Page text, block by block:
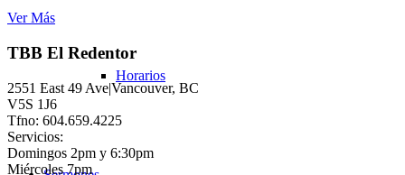
Horarios
Ver Más
TBB El Redentor
2551 East 49 Ave|Vancouver, BC
V5S 1J6
Tfno: 604.659.4225
Servicios:
Domingos 2pm y 6:30pm
Miércoles 7pm